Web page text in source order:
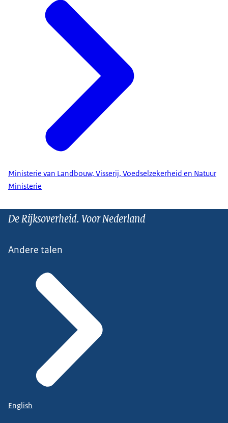
Ministerie van Landbouw, Visserij, Voedselzekerheid en Natuur
Ministerie
De Rijksoverheid. Voor Nederland
Andere talen
English